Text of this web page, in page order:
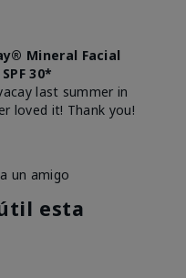
Mineral Facial
30*
last summer in
loved it! Thank you!
un amigo
esta